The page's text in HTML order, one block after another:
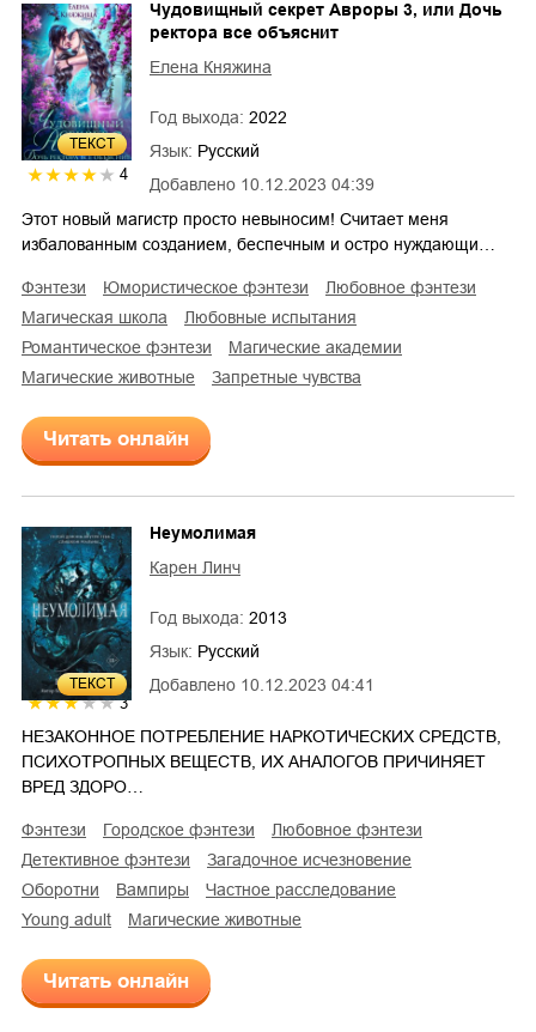
ТЕКСТ
4
Добавлено 10.12.2023 04:39
Чудовищный секрет Авроры 3, или Дочь
ректора все объяснит
Елена Княжина
Год выхода: 2022
Язык: Русский
Этот новый магистр просто невыносим! Считает меня
избалованным созданием, беспечным и остро нуждающи…
фэнтези юмористическое фэнтези
любовное фэнтези
магическая школа
любовные испытания
романтическое фэнтези
магические академии
магические животные
запретные чувства
Читать онлайн
ТЕКСТ
3
Добавлено 10.12.2023 04:41
Неумолимая
Карен Линч
Год выхода: 2013
Язык: Русский
НЕЗАКОННОЕ ПОТРЕБЛЕНИЕ НАРКОТИЧЕСКИХ СРЕДСТВ,
ПСИХОТРОПНЫХ ВЕЩЕСТВ, ИХ АНАЛОГОВ ПРИЧИНЯЕТ
ВРЕД ЗДОРО…
фэнтези городское фэнтези
любовное фэнтези
детективное фэнтези
загадочное исчезновение
оборотни
вампиры
частное расследование
young adult
магические животные
Читать онлайн